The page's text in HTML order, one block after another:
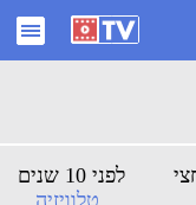
לפני 10 שנים
טלוויזיה